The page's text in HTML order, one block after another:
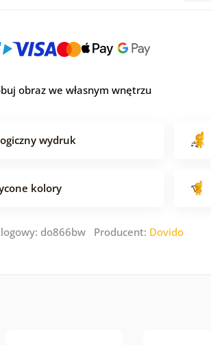
obraz we własnym wnętrzu
wydruk
kolory
do866bw Producent: Dovido